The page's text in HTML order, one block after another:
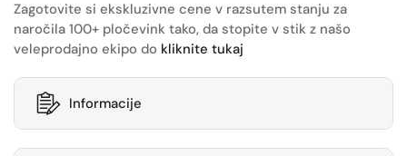
Zagotovite si ekskluzivne cene v razsutem stanju za
naročila 100+ pločevink tako, da stopite v stik z našo
veleprodajno ekipo do kliknite tukaj
Informacije